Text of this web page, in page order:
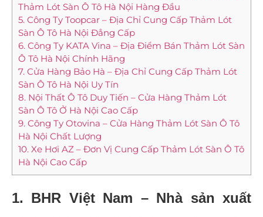
Thảm Lót Sàn Ô Tô Hà Nội Hàng Đầu
5. Công Ty Toopcar – Địa Chỉ Cung Cấp Thảm Lót
Sàn Ô Tô Hà Nội Đẳng Cấp
6. Công Ty KATA Vina – Địa Điểm Bán Thảm Lót Sàn
Ô Tô Hà Nội Chính Hãng
7. Cửa Hàng Bảo Hà – Địa Chỉ Cung Cấp Thảm Lót
Sàn Ô Tô Hà Nội Uy Tín
8. Nội Thất Ô Tô Duy Tiến – Cửa Hàng Thảm Lót
Sàn Ô Tô Ở Hà Nội Cao Cấp
9. Công Ty Otovina – Cửa Hàng Thảm Lót Sàn Ô Tô
Hà Nội Chất Lượng
10. Xe Hơi AZ – Đơn Vị Cung Cấp Thảm Lót Sàn Ô Tô
Hà Nội Cao Cấp
1. BHR Việt Nam – Nhà sản xuất